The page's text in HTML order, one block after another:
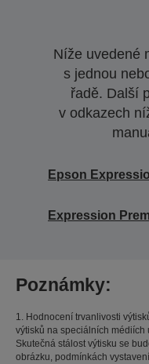
Níže uvedené
s jednou
řadě. Další
v odkazech
Epson
Expression
Poznámky:
1. Hodnocení trvanlivosti
výtisků na speciálních
Skutečná stálost výtisku se
obrázku, podmínkách